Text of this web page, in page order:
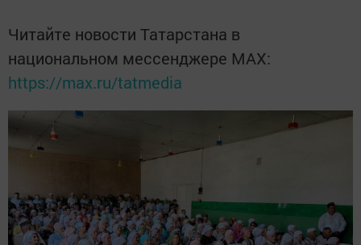
Читайте новости Татарстана в
национальном мессенджере MАХ:
https://max.ru/tatmedia